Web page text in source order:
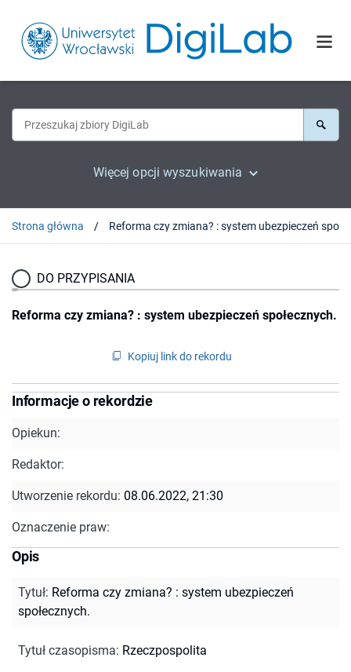
Więcej opcji wyszukiwania
Strona główna
DO PRZYPISANIA
Reforma czy zmiana? : system ubezpieczeń społecznych.
Kopiuj link do rekordu
Informacje o rekordzie
Opiekun:
Redaktor:
Utworzenie rekordu: 08.06.2022, 21:30
Oznaczenie praw:
Opis
Tytuł: Reforma czy zmiana? : system ubezpieczeń
społecznych.
Tytuł czasopisma: Rzeczpospolita